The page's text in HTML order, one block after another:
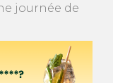
journée de